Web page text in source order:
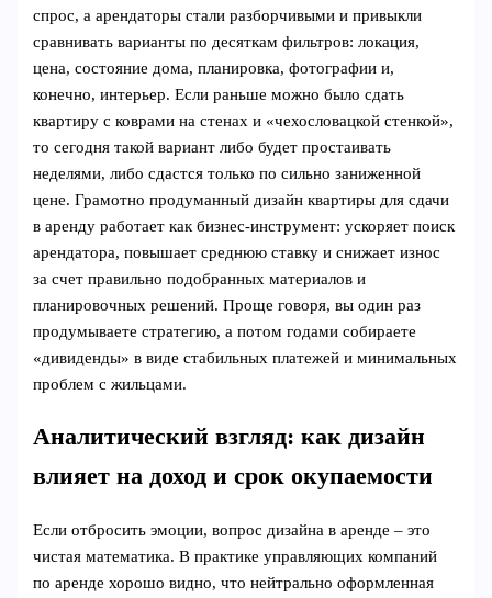
спрос, а арендаторы стали разборчивыми и привыкли
сравнивать варианты по десяткам фильтров: локация,
цена, состояние дома, планировка, фотографии и,
конечно, интерьер. Если раньше можно было сдать
квартиру с коврами на стенах и «чехословацкой стенкой»,
то сегодня такой вариант либо будет простаивать
неделями, либо сдастся только по сильно заниженной
цене. Грамотно продуманный дизайн квартиры для сдачи
в аренду работает как бизнес-инструмент: ускоряет поиск
арендатора, повышает среднюю ставку и снижает износ
за счет правильно подобранных материалов и
планировочных решений. Проще говоря, вы один раз
продумываете стратегию, а потом годами собираете
«дивиденды» в виде стабильных платежей и минимальных
проблем с жильцами.
Аналитический взгляд: как дизайн
влияет на доход и срок окупаемости
Если отбросить эмоции, вопрос дизайна в аренде – это
чистая математика. В практике управляющих компаний
по аренде хорошо видно, что нейтрально оформленная